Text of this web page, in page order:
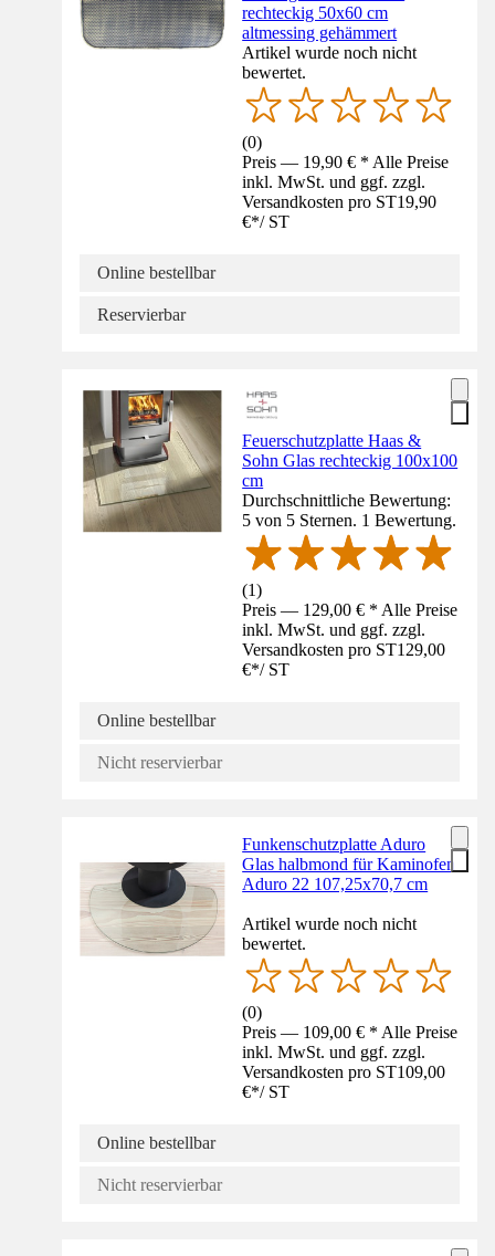
rechteckig 50x60 cm
altmessing gehämmert
Artikel wurde noch nicht
bewertet.
(0)
Preis — 19,90 € * Alle Preise
inkl. MwSt. und ggf. zzgl.
Versandkosten pro ST19,90
€*/ ST
Online bestellbar
Reservierbar
Feuerschutzplatte Haas &
Sohn Glas rechteckig 100x100
cm
Durchschnittliche Bewertung:
5 von 5 Sternen. 1 Bewertung.
(1)
Preis — 129,00 € * Alle Preise
inkl. MwSt. und ggf. zzgl.
Versandkosten pro ST129,00
€*/ ST
Online bestellbar
Nicht reservierbar
Funkenschutzplatte Aduro
Glas halbmond für Kaminofen
Aduro 22 107,25x70,7 cm
Artikel wurde noch nicht
bewertet.
(0)
Preis — 109,00 € * Alle Preise
inkl. MwSt. und ggf. zzgl.
Versandkosten pro ST109,00
€*/ ST
Online bestellbar
Nicht reservierbar